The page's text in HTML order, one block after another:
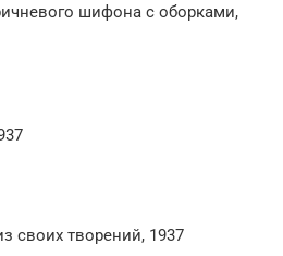
шифона с оборками,
своих творений, 1937